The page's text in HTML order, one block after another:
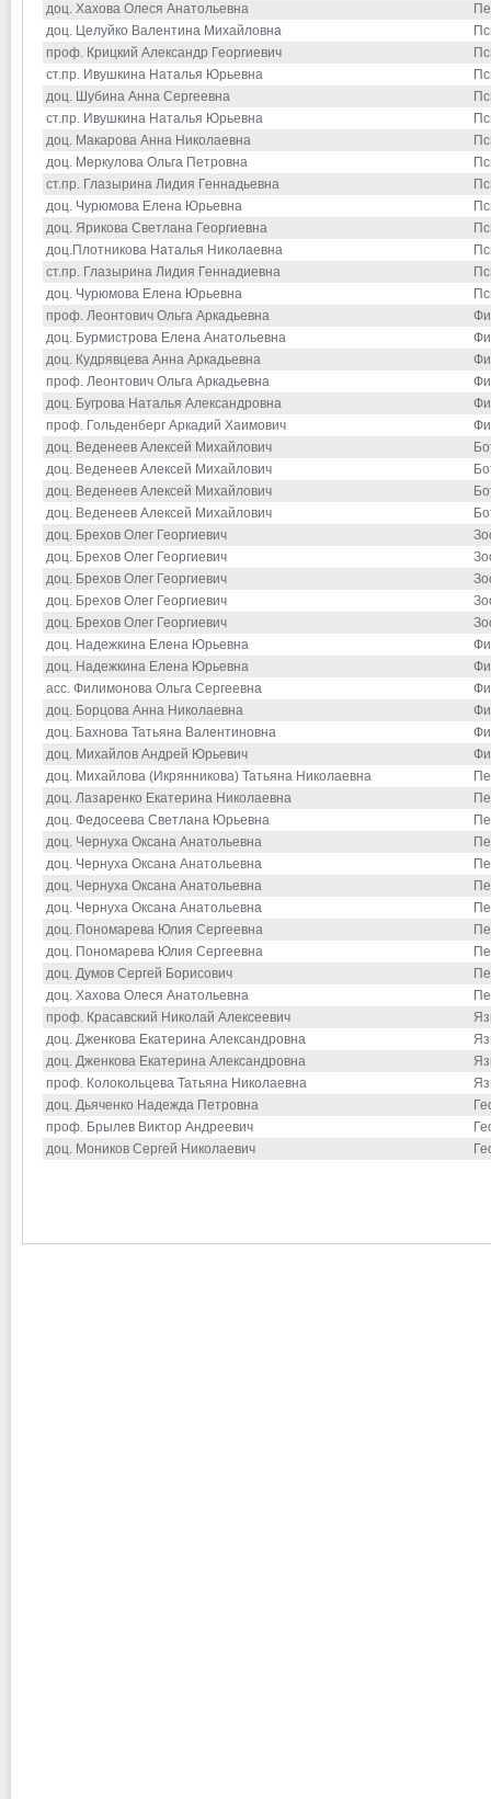
доц. Хахова Олеся Анатольевна
доц. Целуйко Валентина Михайловна
проф. Крицкий Александр Георгиевич
ст.пр. Ивушкина Наталья Юрьевна
доц. Шубина Анна Сергеевна
ст.пр. Ивушкина Наталья Юрьевна
доц. Макарова Анна Николаевна
доц. Меркулова Ольга Петровна
ст.пр. Глазырина Лидия Геннадьевна
доц. Чурюмова Елена Юрьевна
доц. Ярикова Светлана Георгиевна
доц.Плотникова Наталья Николаевна
ст.пр. Глазырина Лидия Геннадиевна
доц. Чурюмова Елена Юрьевна
проф. Леонтович Ольга Аркадьевна
доц. Бурмистрова Елена Анатольевна
доц. Кудрявцева Анна Аркадьевна
проф. Леонтович Ольга Аркадьевна
доц. Бугрова Наталья Александровна
проф. Гольденберг Аркадий Хаимович
доц. Веденеев Алексей Михайлович
доц. Веденеев Алексей Михайлович
доц. Веденеев Алексей Михайлович
доц. Веденеев Алексей Михайлович
доц. Брехов Олег Георгиевич
доц. Брехов Олег Георгиевич
доц. Брехов Олег Георгиевич
доц. Брехов Олег Георгиевич
доц. Брехов Олег Георгиевич
доц. Надежкина Елена Юрьевна
доц. Надежкина Елена Юрьевна
асс. Филимонова Ольга Сергеевна
доц. Борцова Анна Николаевна
доц. Бахнова Татьяна Валентиновна
доц. Михайлов Андрей Юрьевич
доц. Михайлова (Икрянникова) Татьяна Николаевна
доц. Лазаренко Екатерина Николаевна
доц. Федосеева Светлана Юрьевна
доц. Чернуха Оксана Анатольевна
доц. Чернуха Оксана Анатольевна
доц. Чернуха Оксана Анатольевна
доц. Чернуха Оксана Анатольевна
доц. Пономарева Юлия Сергеевна
доц. Пономарева Юлия Сергеевна
доц. Думов Сергей Борисович
доц. Хахова Олеся Анатольевна
проф. Красавский Николай Алексеевич
доц. Дженкова Екатерина Александровна
доц. Дженкова Екатерина Александровна
проф. Колокольцева Татьяна Николаевна
доц. Дьяченко Надежда Петровна
проф. Брылев Виктор Андреевич
доц. Моников Сергей Николаевич